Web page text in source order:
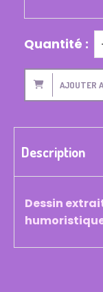
Quantité :
AJOUTER
Description
Dessin